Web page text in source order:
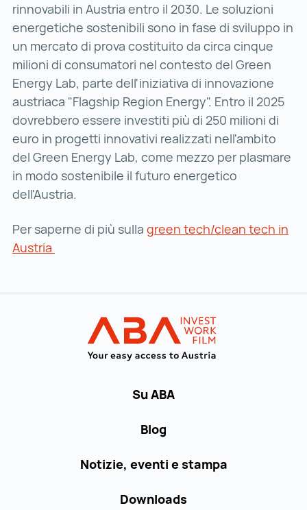
rinnovabili in Austria entro il 2030. Le soluzioni
energetiche sostenibili sono in fase di sviluppo in
un mercato di prova costituito da circa cinque
milioni di consumatori nel contesto del Green
Energy Lab, parte dell'iniziativa di innovazione
austriaca "Flagship Region Energy". Entro il 2025
dovrebbero essere investiti più di 250 milioni di
euro in progetti innovativi realizzati nell'ambito
del Green Energy Lab, come mezzo per plasmare
in modo sostenibile il futuro energetico
dell'Austria.
Per saperne di più sulla green tech/clean tech in
Austria
Su ABA
Blog
Notizie, eventi e stampa
Downloads